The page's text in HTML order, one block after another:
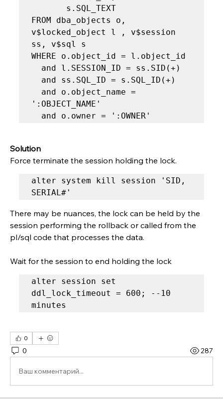
FROM dba_objects o,
v$locked_object l , v$session
ss, v$sql s
WHERE o.object_id = l.object_id
':OBJECT_NAME'
  and o.owner = ':OWNER'
Solution
Force terminate the session holding the lock.
alter system kill session 'SID,
SERIAL#'
There may be nuances, the lock can be held by the
session performing the rollback or called from the
pl/sql code that processes the data.
Wait for the session to end holding the lock
alter session set
ddl_lock_timeout = 600; --10
minutes
0
0 287
Ваш комментарий...